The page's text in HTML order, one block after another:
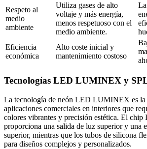
Respeto al
medio
ambiente
Utiliza gases de alto
voltaje y más energía,
menos respetuoso con el
medio ambiente.
Eficiencia
económica
Alto coste inicial y
mantenimiento costoso
Tecnologías LED LUMINEX y
La tecnología de neón LED LUMINEX es la
aplicaciones comerciales en interiores que
colores vibrantes y precisión estética. El chip
proporciona una salida de luz superior y una
superior, mientras que los tubos de silicona
para diseños complejos y personalizados.